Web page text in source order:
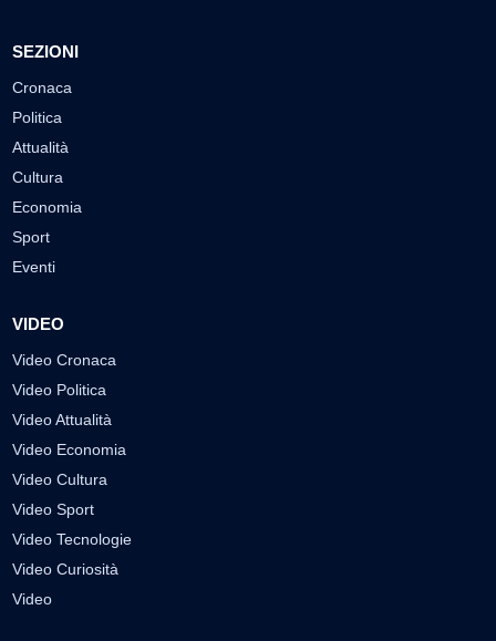
SEZIONI
Cronaca
Politica
Attualità
Cultura
Economia
Sport
Eventi
VIDEO
Video Cronaca
Video Politica
Video Attualità
Video Economia
Video Cultura
Video Sport
Video Tecnologie
Video Curiosità
Video